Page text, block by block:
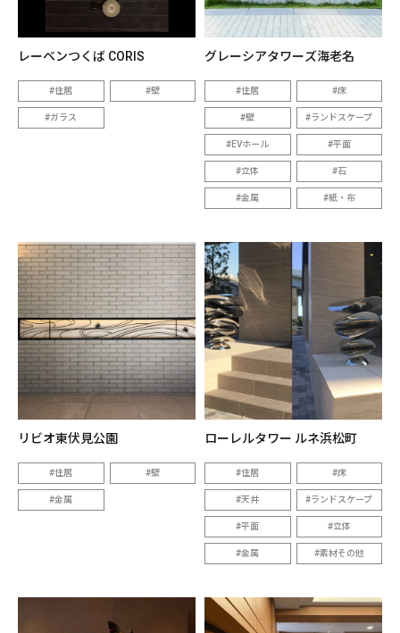
レーベンつくば CORIS
住居 壁
ガラス
グレーシアタワーズ海老名
住居 床
壁 ランドスケープ
EVホール 平面
立体 石
金属 紙・布
リビオ東伏見公園
住居 壁
金属
ローレルタワー ルネ浜松町
住居 床
天井 ランドスケープ
平面 立体
金属 素材その他